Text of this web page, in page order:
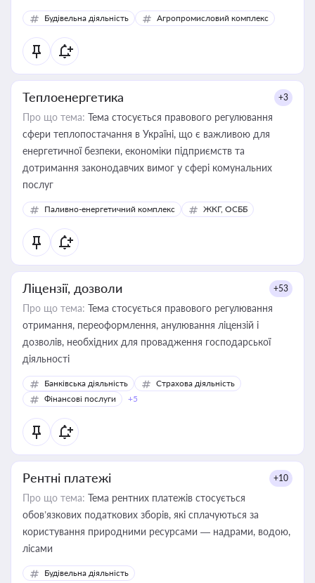
Будівельна діяльність Агропромисловий комплекс
Теплоенергетика +3
Про що тема: Тема стосується правового регулювання
сфери теплопостачання в Україні, що є важливою для
енергетичної безпеки, економіки підприємств та
дотримання законодавчих вимог у сфері комунальних
послуг
Паливно-енергетичний комплекс ЖКГ, ОСББ
Ліцензії, дозволи +53
Про що тема: Тема стосується правового регулювання
отримання, переоформлення, анулювання ліцензій і
дозволів, необхідних для провадження господарської
діяльності
Банківська діяльність
Страхова діяльність
Фінансові послуги
+5
Рентні платежі +10
Про що тема: Тема рентних платежів стосується
обов’язкових податкових зборів, які сплачуються за
користування природними ресурсами — надрами, водою,
лісами
Будівельна діяльність